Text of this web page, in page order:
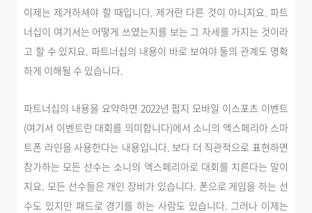
이제는 제거하셔야 할 때입니다. 제거란 다른 것이 아니지요. 파트
너십이 여기서는 어떻게 쓰였는지를 보는 그 자세를 가지는 것이라
고 할 수 있지요. 파트너십의 내용이 바로 보여야 둘의 관계도 명확
하게 이해될 수 있습니다.
파트너십의 내용을 요약하면 2022년 펍지 모바일 이스포츠 이벤트
(여기서 이벤트란 대회를 의미합니다)에서 소니의 엑스페리아 스마
트폰 라인을 사용한다는 내용입니다. 보다 더 직관적으로 표현하면
참가하는 모든 선수는 소니의 엑스페리아로 대회를 치른다는 말이
지요. 모든 선수들은 개인 장비가 있습니다. 폰으로 게임을 하는 선
수도 있지만 패드로 경기를 하는 사람도 있습니다. 그러나 이제는